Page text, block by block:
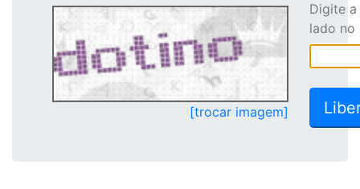
[trocar imagem]
Digite
lado no